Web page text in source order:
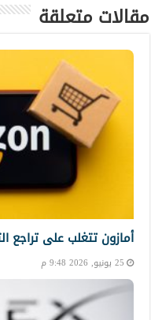
مقالات متعلقة
أمازون تتغلب على تراجع
25 يونيو, 2026 9:48 م